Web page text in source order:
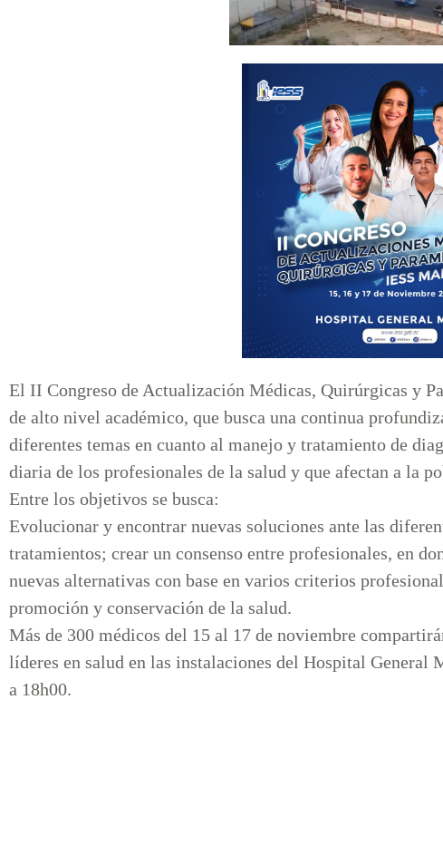
El II Congreso de Actualización Médicas, Quirúrgicas y
de alto nivel académico, que busca una continua
diferentes temas en cuanto al manejo y tratamiento de
diaria de los profesionales de la salud y que afectan a la
Entre los objetivos se busca:
Evolucionar y encontrar nuevas soluciones ante las
tratamientos; crear un consenso entre profesionales, en
nuevas alternativas con base en varios criterios
promoción y conservación de la salud.
Más de 300 médicos del 15 al 17 de noviembre
líderes en salud en las instalaciones del Hospital General
a 18h00.